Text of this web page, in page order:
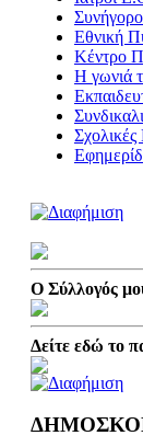
Εθνική
Κέντρο
Η γωνιά
Ο Σύλλογός
Δείτε εδώ το